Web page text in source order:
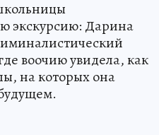
экскурсию: Дарина
воочию увидела, как
на которых она